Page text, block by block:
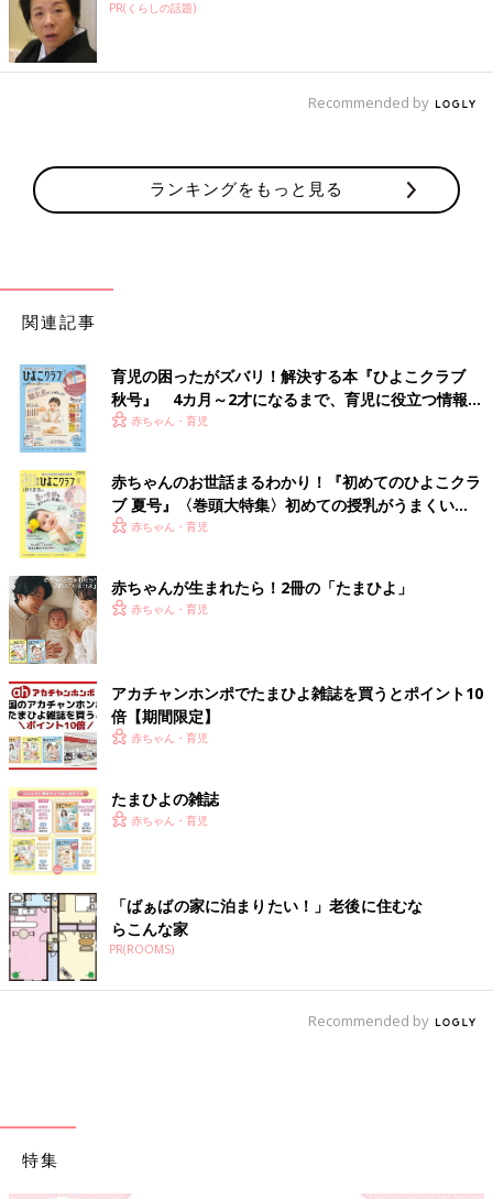
PR(くらしの話題)
Recommended by
ランキングをもっと見る
関連記事
育児の困ったがズバリ！解決する本『ひよこクラブ
秋号』 4カ月～2才になるまで、育児に役立つ情報が
いっぱい！
赤ちゃん・育児
赤ちゃんのお世話まるわかり！『初めてのひよこクラ
ブ 夏号』〈巻頭大特集〉初めての授乳がうまくい
く！ おっぱい・ミルクの基本と夏のトラブル 解決テ
赤ちゃん・育児
赤ちゃんが生まれたら！2冊の「たまひよ」
赤ちゃん・育児
アカチャンホンポでたまひよ雑誌を買うとポイント10
倍【期間限定】
赤ちゃん・育児
たまひよの雑誌
赤ちゃん・育児
「ばぁばの家に泊まりたい！」老後に住むな
らこんな家
PR(ROOMS)
Recommended by
特集